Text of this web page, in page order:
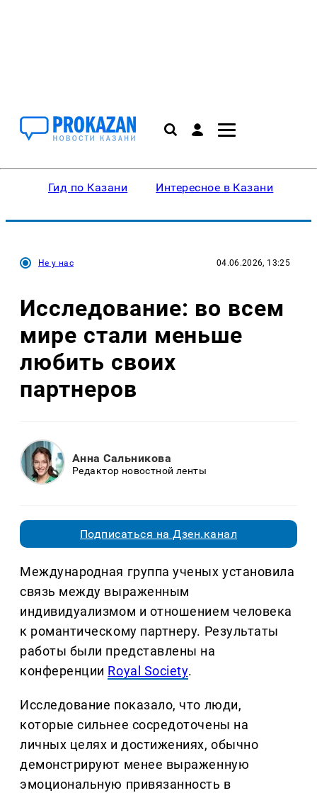
Гид по Казани Интересное в Казани
Не у нас 04.06.2026, 13:25
Исследование: во всем
мире стали меньше
любить своих
партнеров
Анна Сальникова
Редактор новостной ленты
Подписаться на Дзен.канал
Международная группа ученых установила
связь между выраженным
индивидуализмом и отношением человека
к романтическому партнеру. Результаты
работы были представлены на
конференции Royal Society.
Исследование показало, что люди,
которые сильнее сосредоточены на
личных целях и достижениях, обычно
демонстрируют менее выраженную
эмоциональную привязанность в